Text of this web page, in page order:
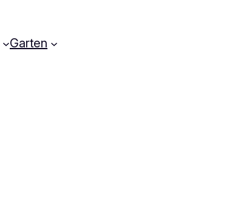
Garten